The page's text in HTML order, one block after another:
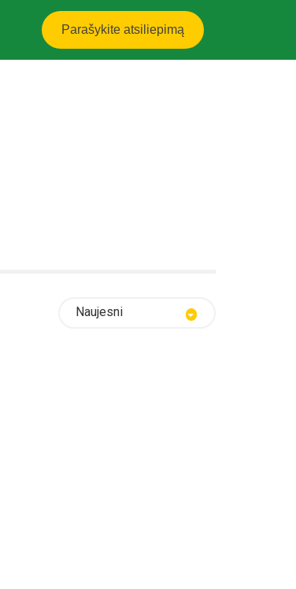
Parašykite atsiliepimą
Naujesni